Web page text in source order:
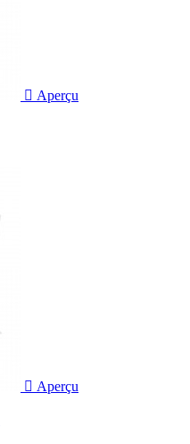
 Aperçu
 Aperçu